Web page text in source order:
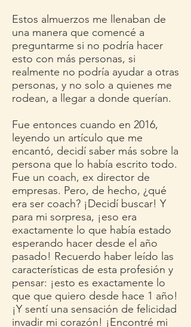
Estos almuerzos me llenaban de
una manera que comencé a
preguntarme si no podría hacer
esto con más personas, si
realmente no podría ayudar a otras
personas, y no solo a quienes me
rodean, a llegar a donde querían.
Fue entonces cuando en 2016,
leyendo un artículo que me
encantó, decidí saber más sobre la
persona que lo había escrito todo.
Fue un coach, ex director de
empresas. Pero, de hecho, ¿qué
era ser coach? ¡Decidí buscar! Y
para mi sorpresa, ¡eso era
exactamente lo que había estado
esperando hacer desde el año
pasado! Recuerdo haber leído las
características de esta profesión y
pensar: ¡esto es exactamente lo
que que quiero desde hace 1 año!
¡Y sentí una sensación de felicidad
invadir mi corazón! ¡Encontré mi